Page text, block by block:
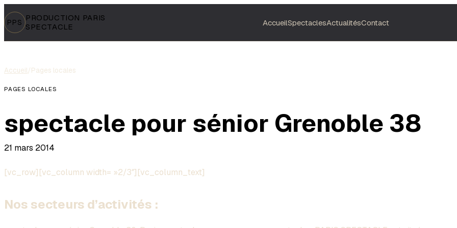
PPS PRODUCTION PARIS
SPECTACLE
AccueilSpectaclesActualitésContact
Accueil/Pages locales
PAGES LOCALES
spectacle pour sénior Grenoble 38
21 mars 2014
[vc_row][vc_column width= »2/3″][vc_column_text]
Nos secteurs d’activités :